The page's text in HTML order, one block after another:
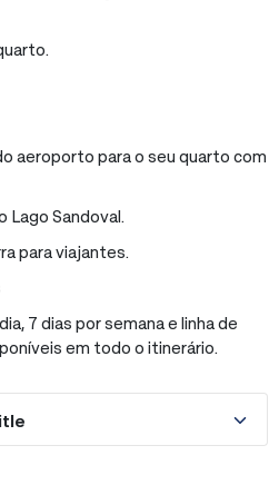
aeroporto para o seu quarto com
Lago Sandoval.
para viajantes.
7 dias por semana e linha de
em todo o itinerário.